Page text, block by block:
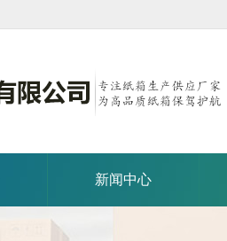
新闻中心